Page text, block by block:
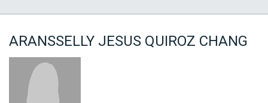
ARANSSELLY JESUS QUIROZ CHANG